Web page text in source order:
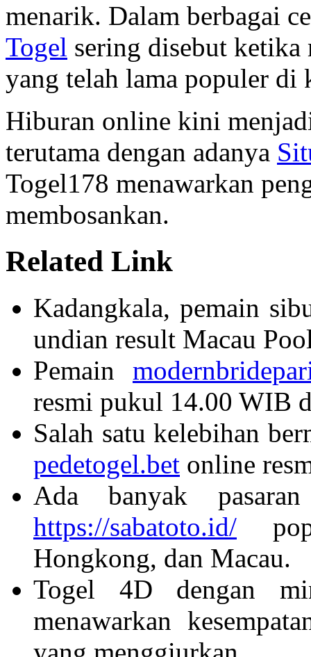
menarik. Dalam berbagai
Togel sering disebut ketika
yang telah lama populer di
Hiburan online kini
terutama dengan adanya
Togel178 menawarkan
membosankan.
Related Link
Kadangkala, pemain
undian result Macau
Pemain
resmi pukul 14.00 WIB
Salah satu kelebihan
pedetogel.bet online
Ada banyak
https://sabatoto.id/
Hongkong, dan Macau.
Togel 4D dengan
menawarkan